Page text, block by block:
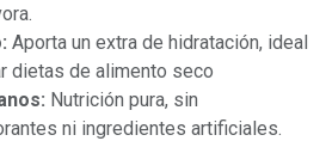
Aporta un extra de hidratación, ideal
dietas de alimento seco
Nutrición pura, sin
ni ingredientes artificiales.